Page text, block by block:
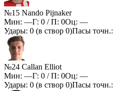
№15 Nando Pijnaker
Мин: —Г: 0 / П: 0Оц: —
Удары: 0 (в створ 0)Пасы точн.:
№24 Callan Elliot
Мин: —Г: 0 / П: 0Оц: —
Удары: 0 (в створ 0)Пасы точн.: